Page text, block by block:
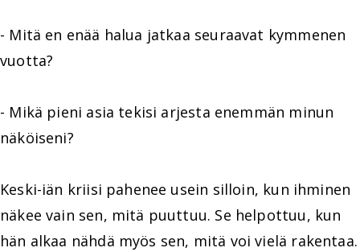
- Mitä en enää halua jatkaa seuraavat kymmenen
vuotta?
- Mikä pieni asia tekisi arjesta enemmän minun
näköiseni?
Keski-iän kriisi pahenee usein silloin, kun ihminen
näkee vain sen, mitä puuttuu. Se helpottuu, kun
hän alkaa nähdä myös sen, mitä voi vielä rakentaa.